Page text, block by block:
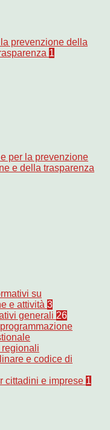
prevenzione della
1
per la prevenzione
e della trasparenza
su
e attività 3
generali 26
e codice di
cittadini e imprese 1